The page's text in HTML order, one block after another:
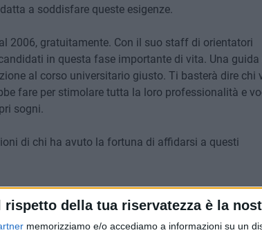
rispetto della tua riservatezza è la
memorizziamo e/o accediamo a informazioni su un
a soddisfare queste esigenze.
2006, gratuitamente. Con il suo staff di orientatori
in questa fase importante di vita. Una guida
al corso universitario giusto. Ti basterà dire chi
fare per stimolare tutta la loro professionalità e
sogni.
di chi ha avuto la fortuna di affidarsi a questi
con voi e noto già sia preparazione che
passo dalla prima chiamata. "